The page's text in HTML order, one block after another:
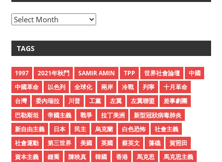
A
h
v
e
s
TAGS
1997 2021年秋鬥 SAMIR AMIN TPP 世界社會論壇
中國
中國革命
以色列 全球化 兩岸 冷戰 列寧
十月革命
台灣
委內瑞拉 川普 工黨 左翼 左翼聯盟
差事劇團
巴勒斯坦
帝國主義 戰爭 拉丁美洲
新型冠狀病毒肺炎
新自由主義
日本 民主 烏克蘭 白色恐怖
社會主義
社會運動
第三世界 美國 英國 蔡英文 藻礁
賀照田
資本主義
鍾喬 陳映真 韓國 香港 馬克思 馬克思主義